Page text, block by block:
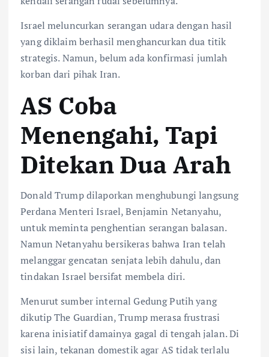
Israel meluncurkan serangan udara dengan hasil
yang diklaim berhasil menghancurkan dua titik
strategis. Namun, belum ada konfirmasi jumlah
korban dari pihak Iran.
AS Coba
Menengahi, Tapi
Ditekan Dua Arah
Donald Trump dilaporkan menghubungi langsung
Perdana Menteri Israel, Benjamin Netanyahu,
untuk meminta penghentian serangan balasan.
Namun Netanyahu bersikeras bahwa Iran telah
melanggar gencatan senjata lebih dahulu, dan
tindakan Israel bersifat membela diri.
Menurut sumber internal Gedung Putih yang
dikutip The Guardian, Trump merasa frustrasi
karena inisiatif damainya gagal di tengah jalan. Di
sisi lain, tekanan domestik agar AS tidak terlalu